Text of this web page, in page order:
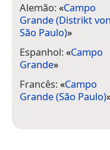
Alemão:«Campo
Grande (Distrikt von
São Paulo)»
Espanhol:«Campo
Grande»
Francês:«Campo
Grande (São Paulo)